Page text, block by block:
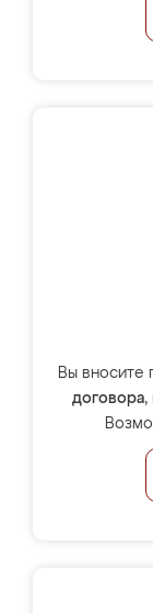
Вы вносите
договора,